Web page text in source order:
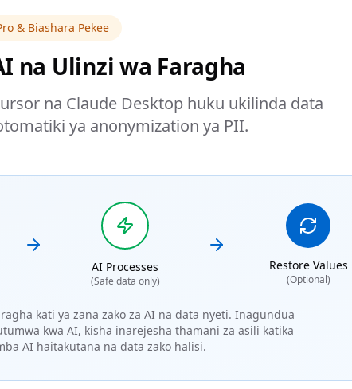
& Biashara Pekee
na Ulinzi wa Faragha
na Claude Desktop huku ukilinda data
ya anonymization ya PII.
AI Processes
(Safe data only)
Restore Values
(Optional)
kati ya zana zako za AI na data nyeti. Inagundua
kwa AI, kisha inarejesha thamani za asili katika
AI haitakutana na data zako halisi.